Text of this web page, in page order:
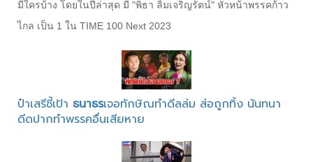
มีใครบ้าง โดยในปีล่าสุด มี "พิธา ลิ้มเจริญรัตน์" หัวหน้าพรรคก้าว
ไกล เป็น 1 ใน TIME 100 Next 2023
ป๋าเสรีชี้เป้า ธนาธรเจอทักษิณทำดีลล่ม ส่อถูกทิ้ง นันทนา
ดีดปากทำพรรคอื่นเสียหาย